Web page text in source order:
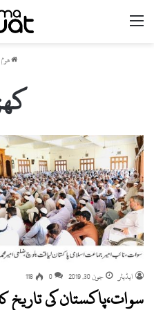
ھوم
ایڈیٹر جون 30, 2019 0
118
سوات،پاکستان کی